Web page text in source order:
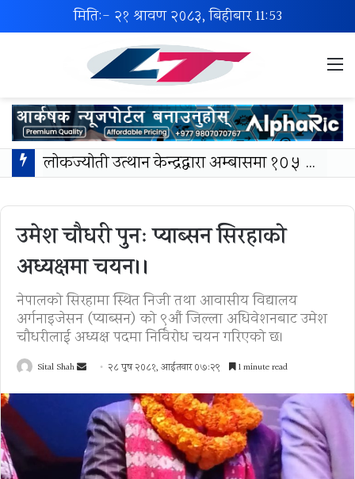
मिति:- २१ श्रावण २०८३, बिहीबार11:53
लोकज्योती उत्थान केन्द्रद्वारा अम्बासमा १०५ विपन्न विद्यार्थीलाई शैक्षिक तथा खेलकुद सामग्री वितरण
उमेश चौधरी पुनः प्याब्सन सिरहाको
अध्यक्षमा चयन।।
नेपालको सिरहामा स्थित निजी तथा आवासीय विद्यालय
अर्गनाइजेसन (प्याब्सन) को ९औं जिल्ला अधिवेशनबाट उमेश
चौधरीलाई अध्यक्ष पदमा निर्विरोध चयन गरिएको छ।
Sital Shah
Send
email
२८ पुष २०८१, आईतवार ०७:२९ 1 minute read